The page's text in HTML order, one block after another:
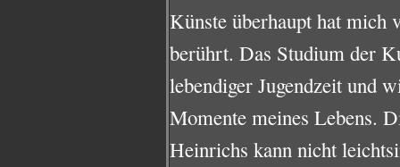
Künste überhaupt hat mich
berührt. Das Studium der
lebendiger Jugendzeit und
Momente meines Lebens.
Heinrichs kann nicht